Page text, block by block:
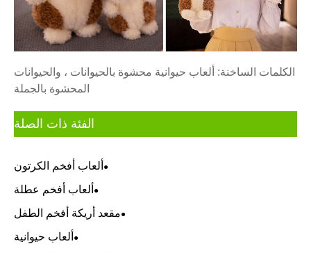
الكلمات الساخنة: ألعاب حيوانية محشوة بالحيوانات ، والحيوانات
المحشوة بالجملة
الفئة ذات الصلة
ألعاب أفخم الكرتون
ألعاب أفخم عطلة
مقعد أريكة أفخم الطفل
ألعاب حيوانية